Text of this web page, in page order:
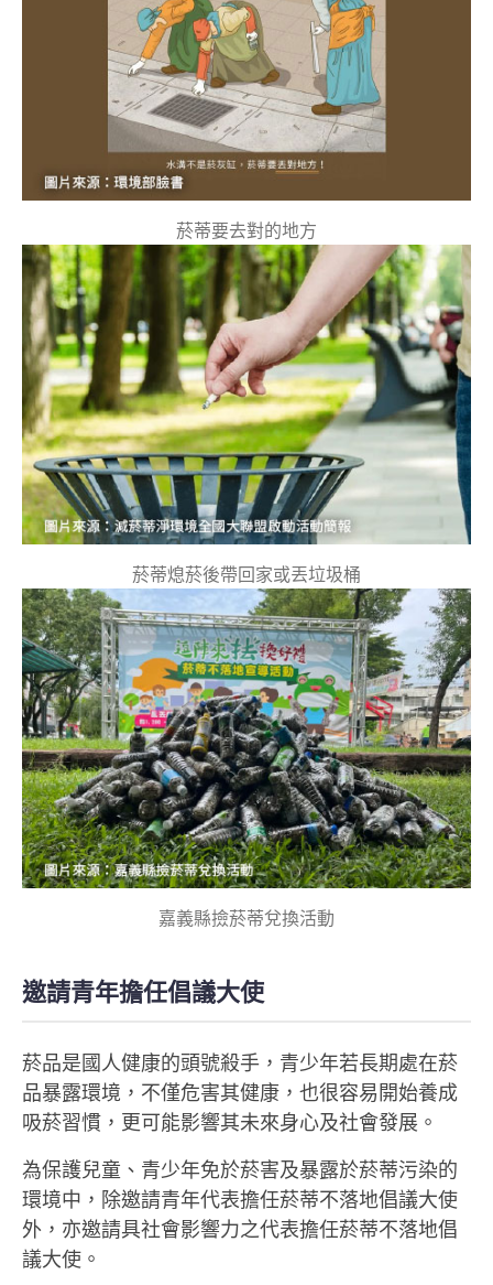
菸蒂要去對的地方
菸蒂熄菸後帶回家或丟垃圾桶
嘉義縣撿菸蒂兌換活動
邀請青年擔任倡議大使
菸品是國人健康的頭號殺手，青少年若長期處在菸
品暴露環境，不僅危害其健康，也很容易開始養成
吸菸習慣，更可能影響其未來身心及社會發展。
為保護兒童、青少年免於菸害及暴露於菸蒂污染的
環境中，除邀請青年代表擔任菸蒂不落地倡議大使
外，亦邀請具社會影響力之代表擔任菸蒂不落地倡
議大使。